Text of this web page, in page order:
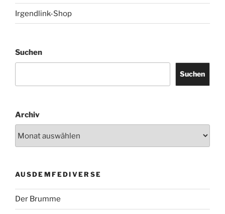
Irgendlink-Shop
Suchen
Suchen
Archiv
AUSDEMFEDIVERSE
Der Brumme